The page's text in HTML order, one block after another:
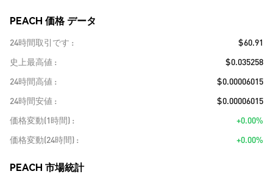
PEACH 価格 データ
24時間取引です
$60.91
史上最高値
$0.035258
24時間高値
$0.00006015
24時間安値
$0.00006015
価格変動(1時間)
+0.00%
価格変動(24時間)
+0.00%
PEACH 市場統計